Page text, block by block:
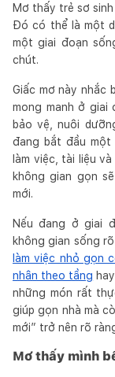
Mơ thấy trẻ sơ
Đó có thể là một
một giai đoạn
chút.
Giấc mơ này nhắc
mong manh ở giai
bảo vệ, nuôi
đang bắt đầu một
làm việc, tài liệu
không gian gọn
mới.
Nếu đang ở giai
không gian sống
làm việc nhỏ gọn
nhân theo tầng
những món rất
giúp gọn nhà mà
mới” trở nên rõ
Mơ thấy mình